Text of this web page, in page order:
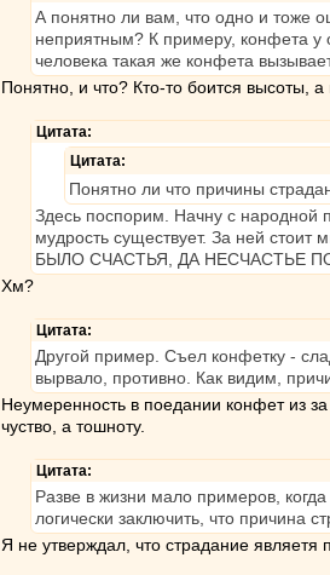
А понятно ли вам, что одно и тоже
неприятным? К примеру, конфета у
человека такая же конфета
Понятно, и что? Кто-то боится высоты, а
Цитата:
Цитата:
Понятно ли что причины
Здесь поспорим. Начну с народной
мудрость существует. За ней стоит
БЫЛО СЧАСТЬЯ, ДА НЕСЧАСТЬЕ
Хм?
Цитата:
Другой пример. Съел конфетку -
вырвало, противно. Как видим,
Неумеренность в поедании конфет из
чуство, а тошноту.
Цитата:
Разве в жизни мало примеров, когда
логически заключить, что причина
Я не утверждал, что страдание являетя